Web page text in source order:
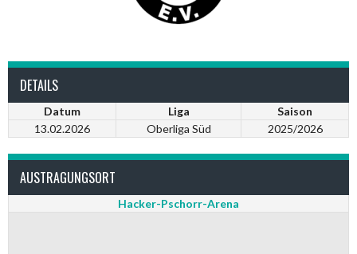
DETAILS
Datum Liga
Saison
13.02.2026
Oberliga Süd 2025/2026
AUSTRAGUNGSORT
Hacker-Pschorr-Arena